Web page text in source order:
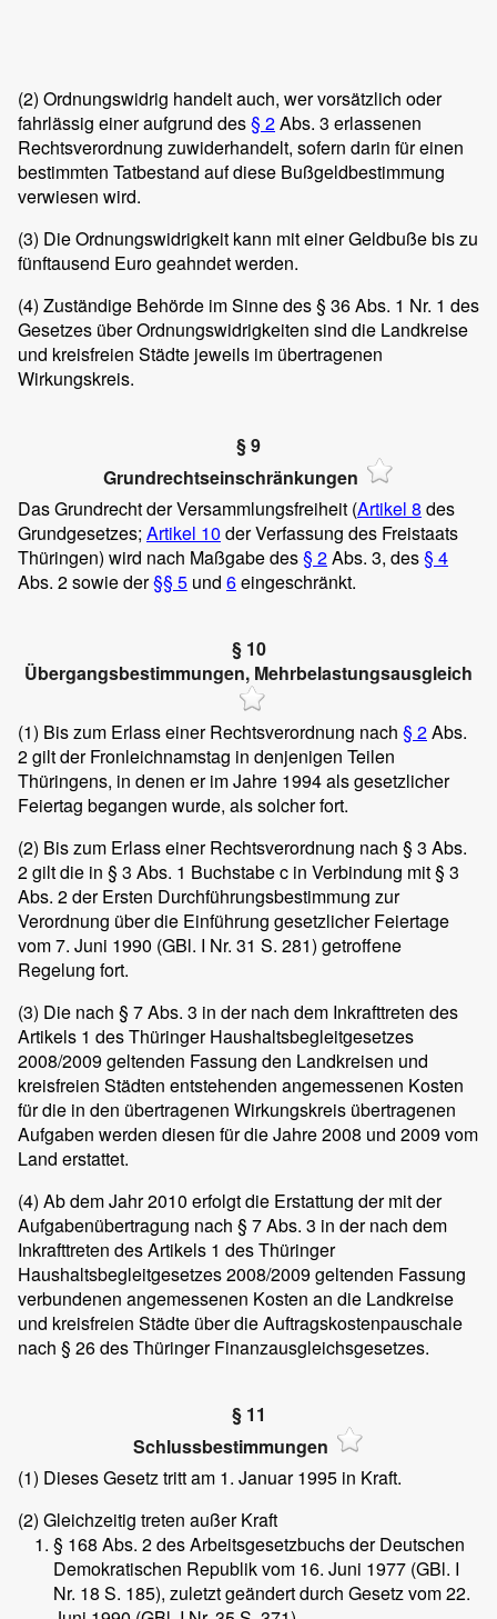
(2) Ordnungswidrig handelt auch, wer vorsätzlich oder
fahrlässig einer aufgrund des§ 2Abs. 3 erlassenen
Rechtsverordnung zuwiderhandelt, sofern darin für einen
bestimmten Tatbestand auf diese Bußgeldbestimmung
verwiesen wird.
(3) Die Ordnungswidrigkeit kann mit einer Geldbuße bis zu
fünftausend Euro geahndet werden.
(4) Zuständige Behörde im Sinne des § 36 Abs. 1 Nr. 1 des
Gesetzes über Ordnungswidrigkeiten sind die Landkreise
und kreisfreien Städte jeweils im übertragenen
Wirkungskreis.
§ 9
Grundrechtseinschränkungen
Das Grundrecht der Versammlungsfreiheit (Artikel 8 des
Grundgesetzes; Artikel 10 der Verfassung des Freistaats
Thüringen) wird nach Maßgabe des§ 2Abs. 3, des§ 4
Abs. 2 sowie der§§ 5 und 6eingeschränkt.
§ 10
Übergangsbestimmungen, Mehrbelastungsausgleich
(1) Bis zum Erlass einer Rechtsverordnung nach § 2Abs.
2 gilt der Fronleichnamstag in denjenigen Teilen
Thüringens, in denen er im Jahre 1994 als gesetzlicher
Feiertag begangen wurde, als solcher fort.
(2) Bis zum Erlass einer Rechtsverordnung nach § 3 Abs.
2 gilt die in § 3 Abs. 1 Buchstabe c in Verbindung mit § 3
Abs. 2 der Ersten Durchführungsbestimmung zur
Verordnung über die Einführung gesetzlicher Feiertage
vom 7. Juni 1990 (GBl. I Nr. 31 S. 281) getroffene
Regelung fort.
(3) Die nach § 7 Abs. 3 in der nach dem Inkrafttreten des
Artikels 1 des Thüringer Haushaltsbegleitgesetzes
2008/2009 geltenden Fassung den Landkreisen und
kreisfreien Städten entstehenden angemessenen Kosten
für die in den übertragenen Wirkungskreis übertragenen
Aufgaben werden diesen für die Jahre 2008 und 2009 vom
Land erstattet.
(4) Ab dem Jahr 2010 erfolgt die Erstattung der mit der
Aufgabenübertragung nach § 7 Abs. 3 in der nach dem
Inkrafttreten des Artikels 1 des Thüringer
Haushaltsbegleitgesetzes 2008/2009 geltenden Fassung
verbundenen angemessenen Kosten an die Landkreise
und kreisfreien Städte über die Auftragskostenpauschale
nach § 26 des Thüringer Finanzausgleichsgesetzes.
§ 11
Schlussbestimmungen
(1) Dieses Gesetz tritt am 1. Januar 1995 in Kraft.
(2) Gleichzeitig treten außer Kraft
§ 168 Abs. 2 des Arbeitsgesetzbuchs der Deutschen
Demokratischen Republik vom 16. Juni 1977 (GBl. I
Nr. 18 S. 185), zuletzt geändert durch Gesetz vom 22.